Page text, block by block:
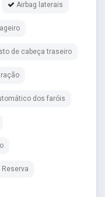
Airbag laterais
de cabeça traseiro
dos faróis
Reserva